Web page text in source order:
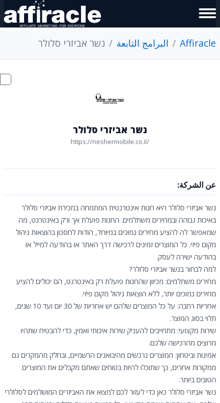
Affiracle البرامج التابعة נשר אביזרי סלולר
נשר אביזרי סלולר
https://neshermobile.co.il/
عن الشركة:
נשר אביזרי סלולר היא חנות אינטרנטית המתמחה במכירת אביזרי סלולר
באיכות גבוהה ובמחירים משתלמים. החנות פועלת אך ורק באינטרנט, מה
שמאפשר לה להציע מחירים נמוכים במיוחד, הודות לחסכון בהוצאות ניהול
מקום פיזי. כל המוצרים זמינים לרכישה דרך האתר או בהודעה למייל או
בהודעה ישירה לעסק.
למה לבחור בנשר אביזרי סלולר?
מחירים משתלמים: מכיוון שהחנות פועלת רק באינטרנט, הם יכולים להציע
מחירים נמוכים יותר, ללא הוצאות ניהול מקום פיזי.
אחריות רחבה: על כל המוצרים שלהם יש אחריות של 30 יום ועד 10 שנים,
תלוי בסוג המוצר.
שירות מקצועי: מתחייבים להעניק שירות איכותי ואמין, כדי להבטיח שתהיו
מרוצים מהרכישה שלכם.
אמינות וביטחון: המוצרים נרכשים מהיבואנים הרשמיים, ובחלק מהמקרים גם
ממקורות אחרים, כך שתוכלו להיות בטוחים שאתם מקבלים את המוצרים
הטובים ביותר.
נשר אביזרי סלולר כאן כדי לעזור לכם למצוא את האביזרים המושלמים לסלולרי